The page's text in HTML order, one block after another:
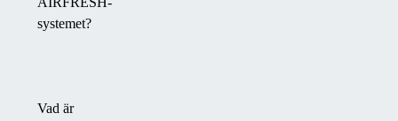
systemet?
Vad är